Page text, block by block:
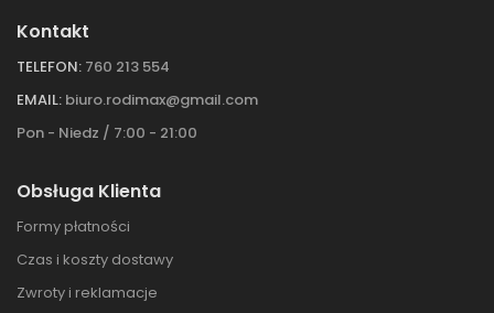
Kontakt
TELEFON: 760 213 554
EMAIL: biuro.rodimax@gmail.com
Pon - Niedz / 7:00 - 21:00
Obsługa Klienta
Formy płatności
Czas i koszty dostawy
Zwroty i reklamacje